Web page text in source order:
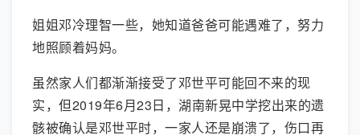
姐姐邓冷理智一些，她知道爸爸可能遇难了，努力
地照顾着妈妈。
虽然家人们都渐渐接受了邓世平可能回不来的现
实，但2019年6月23日，湖南新晃中学挖出来的遗
骸被确认是邓世平时，一家人还是崩溃了，伤口再